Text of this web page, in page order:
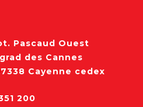
Pascaud Ouest
des Cannes
Cayenne cedex
200